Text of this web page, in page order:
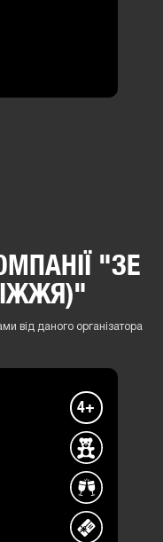
"ЗЕ
від даного організатора
4+